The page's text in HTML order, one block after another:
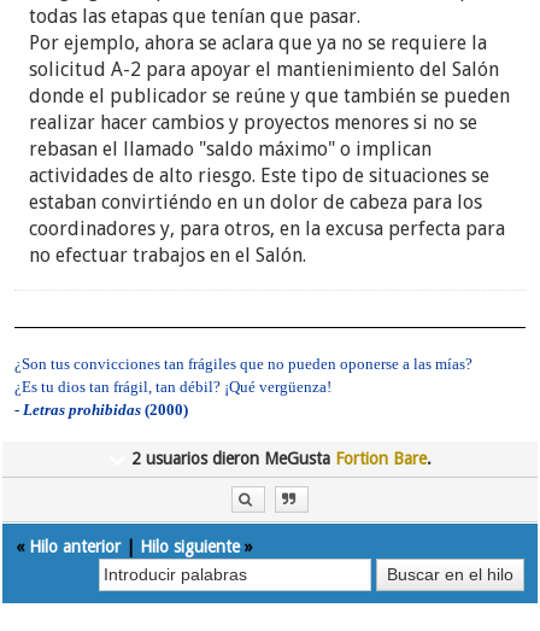
todas las etapas que tenían que pasar.
Por ejemplo, ahora se aclara que ya no se requiere la
solicitud A-2 para apoyar el mantienimiento del Salón
donde el publicador se reúne y que también se pueden
realizar hacer cambios y proyectos menores si no se
rebasan el llamado "saldo máximo" o implican
actividades de alto riesgo. Este tipo de situaciones se
estaban convirtiéndo en un dolor de cabeza para los
coordinadores y, para otros, en la excusa perfecta para
no efectuar trabajos en el Salón.
¿Son tus convicciones tan frágiles que no pueden oponerse a las mías?
¿Es tu dios tan frágil, tan débil? ¡Qué vergüenza!
-Letras prohibidas(2000)
2 usuarios dieron MeGusta Fortion Bare.
« Hilo anterior| Hilo siguiente»